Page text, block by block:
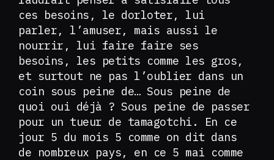
ces besoins, le dorloter, lui
parler, l’amuser, mais aussi le
nourrir, lui faire faire ses
besoins, les petits comme les gros,
et surtout ne pas l’oublier dans un
coin sous peine de… Sous peine de
quoi oui déjà ? Sous peine de passer
pour un tueur de tamagotchi. En ce
jour 5 du mois 5 comme on dit dans
de nombreux pays, en ce 5 mai comme